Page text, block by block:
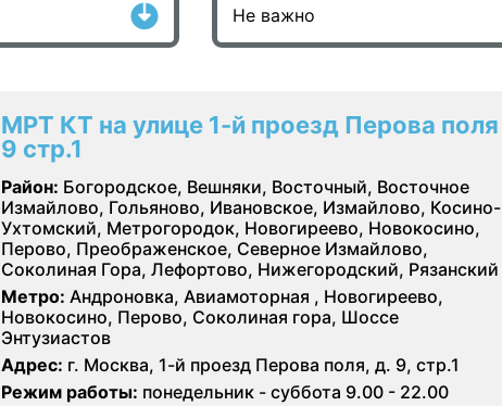
МРТ КТ на улице 1-й проезд Перова поля
9 стр.1
Район: Богородское, Вешняки, Восточный, Восточное
Измайлово, Гольяново, Ивановское, Измайлово, Косино-
Ухтомский, Метрогородок, Новогиреево, Новокосино,
Перово, Преображенское, Северное Измайлово,
Соколиная Гора, Лефортово, Нижегородский, Рязанский
Метро: Андроновка, Авиамоторная , Новогиреево,
Новокосино, Перово, Соколиная гора, Шоссе
Энтузиастов
Адрес: г. Москва, 1-й проезд Перова поля, д. 9, стр.1
Режим работы: понедельник - суббота 9.00 - 22.00